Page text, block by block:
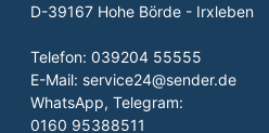
D-39167 Hohe Börde - Irxleben
Telefon: 039204 55555
E-Mail: service24@sender.de
WhatsApp, Telegram:
0160 95388511